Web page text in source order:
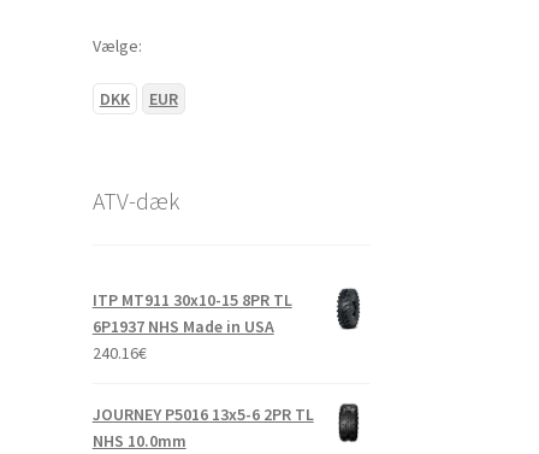
Vælge:
DKK EUR
ATV-dæk
ITP MT911 30x10-15 8PR TL
6P1937 NHS Made in USA
240.16€
JOURNEY P5016 13x5-6 2PR TL
NHS 10.0mm